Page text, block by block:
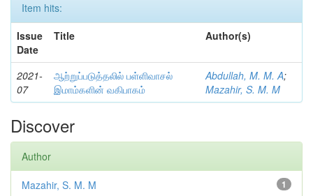
Item hits:
Issue
Date
Title Author(s)
2021-
07
ஆற்றுப்படுத்தலில் பள்ளிவாசல்
இமாம்களின் வகிபாகம்
Abdullah, M. M. A;
Mazahir, S. M. M
Discover
Author
1
Mazahir, S. M. M